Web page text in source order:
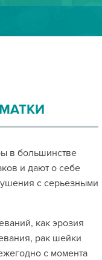
в большинстве
и дают о себе
с серьезными
как эрозия
рак шейки
с момента